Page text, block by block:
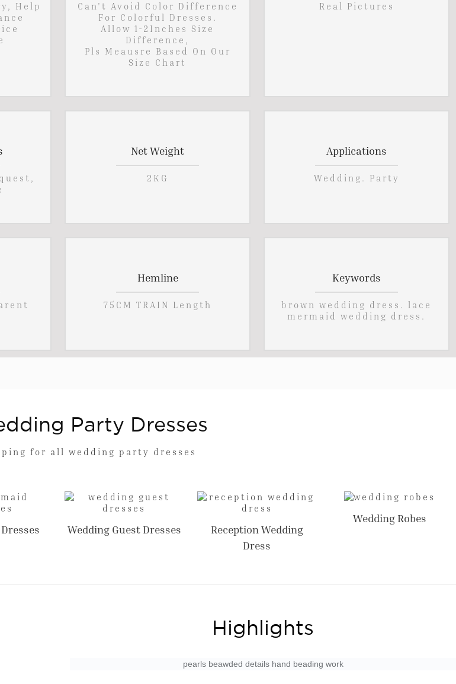
Help
Can't Avoid Color Difference
For Colorful Dresses.
Allow 1-2Inches Size
Difference,
Pls Meausre Based On Our
Size Chart
Real Pictures
Net Weight
2KG
Applications
Wedding. Party
Hemline
75CM TRAIN Length
Keywords
brown wedding dress. lace
mermaid wedding dress.
Party Dresses
for all wedding party dresses
Wedding Guest Dresses
Reception Wedding
Dress
Wedding Robes
Highlights
pearls beawded details hand beading work